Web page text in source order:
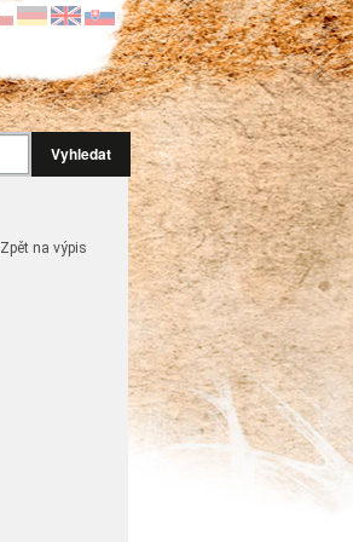
Vyhledat
Zpět na výpis